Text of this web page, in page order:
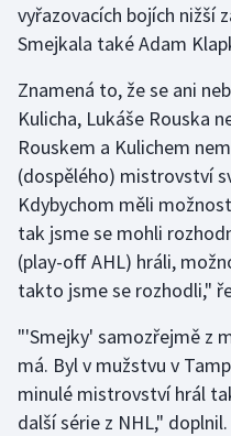
Plavání
Plážový volejbal
Ragby
Rychlobruslení
Rychlostní kanoistika
Short track
Sportovní střelba
Stolní tenis
vyřazovacích bojích nižší
Smejkala také Adam
Znamená to, že se ani
Kulicha, Lukáše Rouska
Rouskem a Kulichem
(dospělého) mistrovství
Kdybychom měli
tak jsme se mohli
(play-off AHL) hráli,
takto jsme se rozhodli,"
"'Smejky' samozřejmě z
má. Byl v mužstvu v
minulé mistrovství hrál
další série z NHL," doplnil.